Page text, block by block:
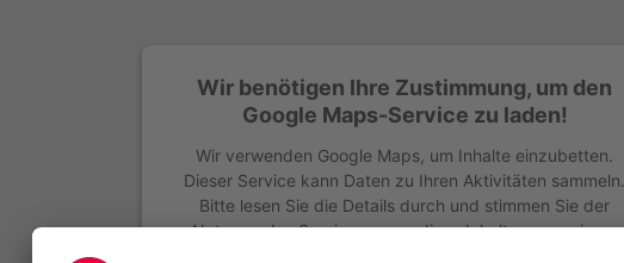
Wir benötigen Ihre Zustimmung, um den
Google Maps-Service zu laden!
Wir verwenden Google Maps, um Inhalte einzubetten.
Dieser Service kann Daten zu Ihren Aktivitäten sammeln.
Bitte lesen Sie die Details durch und stimmen Sie der
Nutzung des Service zu, um diese Inhalte anzuzeigen.